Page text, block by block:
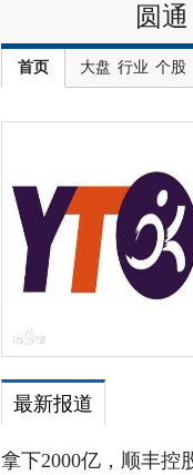
圆通
首页 大盘 行业 个股
最新报道
拿下2000亿，顺丰控